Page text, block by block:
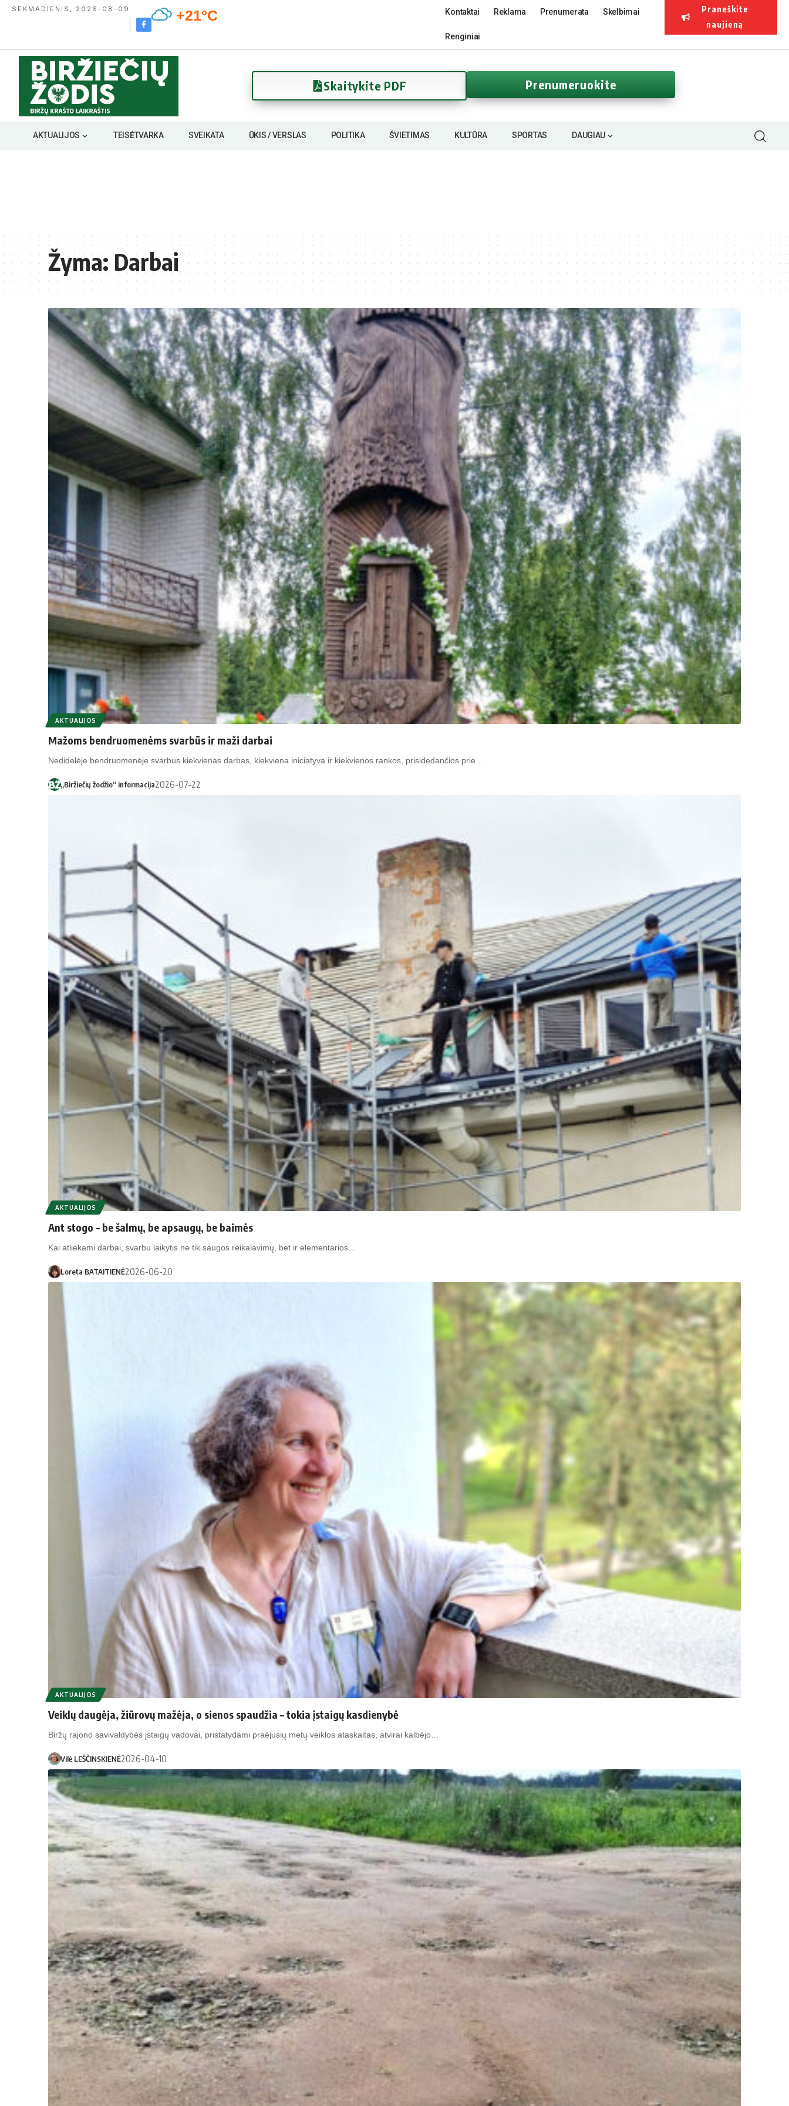
SEKMADIENIS, 2026-08-09 +21°C Kontaktai Reklama Prenumerata Skelbimai
Renginiai
Praneškite
naujieną
Skaitykite PDF Prenumeruokite
AKTUALIJOS TEISĖTVARKA SVEIKATA ŪKIS / VERSLAS POLITIKA ŠVIETIMAS KULTŪRA SPORTAS DAUGIAU
Žyma:Darbai
AKTUALIJOS
Mažoms bendruomenėms svarbūs ir maži darbai
Nedidelėje bendruomenėje svarbus kiekvienas darbas, kiekviena iniciatyva ir kiekvienos rankos, prisidedančios prie…
„Biržiečių žodžio“ informacija2026-07-22
AKTUALIJOS
Ant stogo – be šalmų, be apsaugų, be baimės
Kai atliekami darbai, svarbu laikytis ne tik saugos reikalavimų, bet ir elementarios…
Loreta BATAITIENĖ2026-06-20
AKTUALIJOS
Veiklų daugėja, žiūrovų mažėja, o sienos spaudžia – tokia įstaigų kasdienybė
Biržų rajono savivaldybės įstaigų vadovai, pristatydami praėjusių metų veiklos ataskaitas, atvirai kalbėjo…
Vilė LEŠČINSKIENĖ2026-04-10